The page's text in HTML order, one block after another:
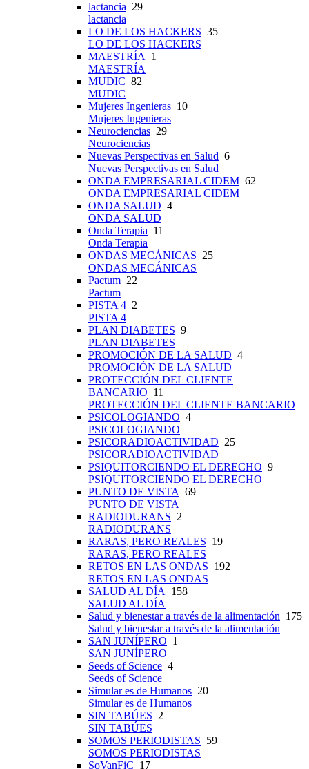
lactancia 29
lactancia
LO DE LOS HACKERS 35
LO DE LOS HACKERS
MAESTRÍA
1
MAESTRÍA
MUDIC 82
MUDIC
Mujeres Ingenieras 10
Mujeres Ingenieras
Neurociencias 29
Neurociencias
Nuevas Perspectivas en Salud 6
Nuevas Perspectivas en Salud
ONDA EMPRESARIAL CIDEM 62
ONDA EMPRESARIAL CIDEM
ONDA SALUD 4
ONDA SALUD
Onda Terapia 11
Onda Terapia
ONDAS MECÁNICAS 25
ONDAS MECÁNICAS
Pactum 22
Pactum
PISTA 4 2
PISTA 4
PLAN DIABETES 9
PLAN DIABETES
PROMOCIÓN DE LA SALUD 4
PROMOCIÓN DE LA SALUD
PROTECCIÓN DEL CLIENTE
BANCARIO 11
PROTECCIÓN DEL CLIENTE BANCARIO
PSICOLOGIANDO 4
PSICOLOGIANDO
PSICORADIOACTIVIDAD 25
PSICORADIOACTIVIDAD
PSIQUITORCIENDO EL DERECHO 9
PSIQUITORCIENDO EL DERECHO
PUNTO DE VISTA 69
PUNTO DE VISTA
RADIODURANS 2
RADIODURANS
RARAS, PERO REALES 19
RARAS, PERO REALES
RETOS EN LAS ONDAS 192
RETOS EN LAS ONDAS
SALUD AL DÍA
158
SALUD AL DÍA
Salud y bienestar a través de la alimentación 175
Salud y bienestar a través de la alimentación
SAN JUNÍPERO 1
SAN JUNÍPERO
Seeds of Science 4
Seeds of Science
Simular es de Humanos 20
Simular es de Humanos
SIN TABÚES 2
SIN TABÚES
SOMOS PERIODISTAS 59
SOMOS PERIODISTAS
SoVanFiC 17